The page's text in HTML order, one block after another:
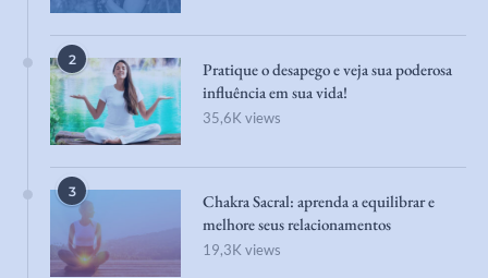
2
Pratique o desapego e veja sua poderosa
influência em sua vida!
35,6K views
3
Chakra Sacral: aprenda a equilibrar e
melhore seus relacionamentos
19,3K views